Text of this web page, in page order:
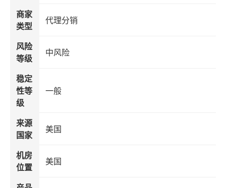
商家
类型
代理分销
风险
等级
中风险
稳定
性等
级
一般
来源
国家
美国
机房
位置
美国